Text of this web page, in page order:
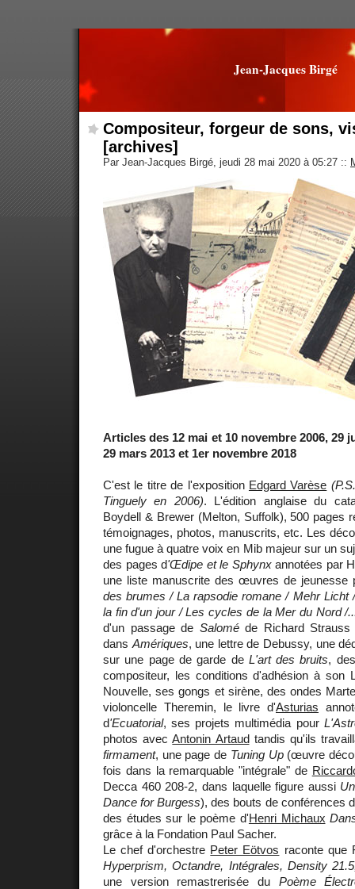
Jean-Jacques Birgé
Compositeur, forgeur de sons,
[archives]
Par Jean-Jacques Birgé, jeudi 28 mai 2020 à 05:27 ::
Articles des 12 mai et 10 novembre 2006, 29
29 mars 2013 et 1er novembre 2018
C'est le titre de l'exposition Edgard Varèse
Tinguely en 2006). L'édition anglaise du
Boydell & Brewer (Melton, Suffolk), 500 pages
témoignages, photos, manuscrits, etc. Les
une fugue à quatre voix en Mib majeur sur un
des pages d'Œdipe et le Sphynxannotées par
une liste manuscrite des œuvres de jeunesse
des brumes / La rapsodie romane / Mehr Licht
la fin d'un jour / Les cycles de la Mer du Nord /
d'un passage de Saloméde Richard Strauss
dans Amériques, une lettre de Debussy, une
sur une page de garde de L'art des bruits,
compositeur, les conditions d'adhésion à son
Nouvelle, ses gongs et sirène, des ondes
violoncelle Theremin, le livre d'Asturias
d'Ecuatorial, ses projets multimédia pour
photos avecAntonin Artaudtandis qu'ils
firmament, une page de Tuning Up(œuvre
fois dans la remarquable "intégrale" de
Decca 460 208-2, dans laquelle figure aussi
Dance for Burgess), des bouts de conférences
des études sur le poème d'Henri Michaux
grâce à la Fondation Paul Sacher.
Le chef d'orchestre Peter Eötvos raconte que
Hyperprism, Octandre, Intégrales, Density
une version remastrerisée du Poème